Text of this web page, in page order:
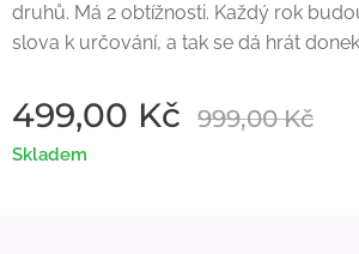
druhů. Má 2 obtížnosti. Každý rok
slova k určování, a tak se dá hrát
499,00 Kč 999,00Kč
Skladem